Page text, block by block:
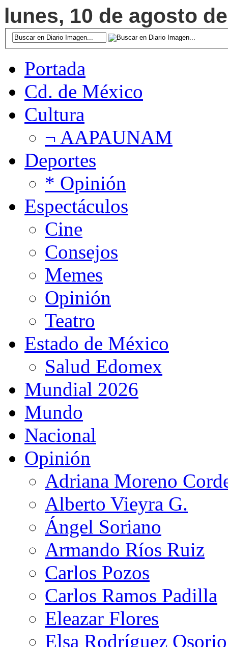
lunes, 10 de agosto
Portada
Cd. de México
Cultura
¬ AAPAUNAM
Deportes
* Opinión
Espectáculos
Cine
Consejos
Memes
Opinión
Teatro
Estado de México
Salud Edomex
Mundial 2026
Mundo
Nacional
Opinión
Adriana Moreno
Alberto Vieyra G.
Ángel Soriano
Armando Ríos Ruiz
Carlos Pozos
Carlos Ramos Padilla
Eleazar Flores
Elsa Rodríguez Osorio